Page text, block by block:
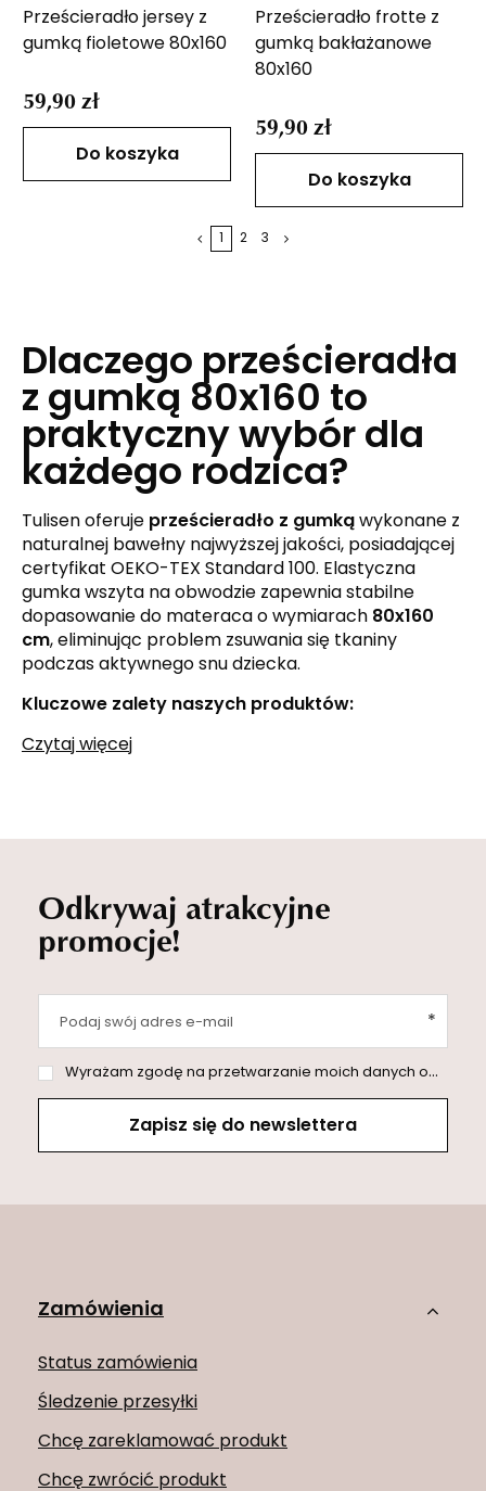
Prześcieradło jersey z
gumką fioletowe 80x160
59,90 zł
Do koszyka
Prześcieradło frotte z
gumką bakłażanowe
80x160
59,90 zł
Do koszyka
2 3
Dlaczego prześcieradła
z gumką 80x160 to
praktyczny wybór dla
każdego rodzica?
Tulisen oferuje prześcieradło z gumką wykonane z
naturalnej bawełny najwyższej jakości, posiadającej
certyfikat OEKO-TEX Standard 100. Elastyczna
gumka wszyta na obwodzie zapewnia stabilne
dopasowanie do materaca o wymiarach 80x160
cm, eliminując problem zsuwania się tkaniny
podczas aktywnego snu dziecka.
Kluczowe zalety naszych produktów:
Czytaj więcej
Odkrywaj atrakcyjne
promocje!
Podaj swój adres e-mail
Wyrażam zgodę na przetwarzanie moich danych osobowych (adres e-mail) na potrzeby wysyłki newslettera z informacją handlową (marketing). Więcej w
Zapisz się do newslettera
Zamówienia
Status zamówienia
Śledzenie przesyłki
Chcę zareklamować produkt
Chcę zwrócić produkt